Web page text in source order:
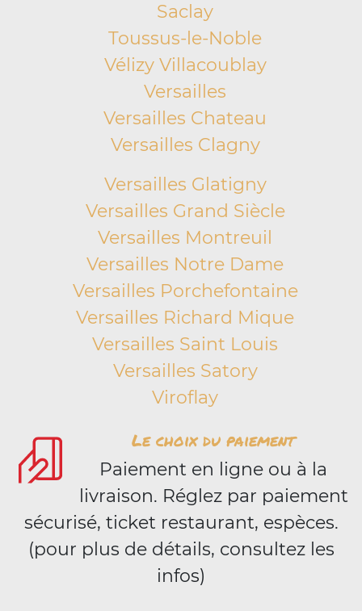
Saclay
Toussus-le-Noble
Vélizy Villacoublay
Versailles
Versailles Chateau
Versailles Clagny
Versailles Glatigny
Versailles Grand Siècle
Versailles Montreuil
Versailles Notre Dame
Versailles Porchefontaine
Versailles Richard Mique
Versailles Saint Louis
Versailles Satory
Viroflay
Le choix du paiement
Paiement en ligne ou à la
livraison. Réglez par paiement
sécurisé, ticket restaurant, espèces.
(pour plus de détails, consultez les
infos)